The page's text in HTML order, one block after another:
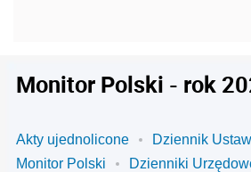
Monitor Polski - rok
Akty ujednolicone
Dziennik Ustaw
Monitor Polski
Dzienniki